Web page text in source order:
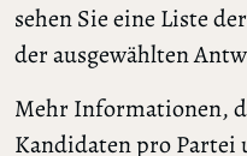
sehen Sie eine Liste
der ausgewählten
Mehr Informationen,
Kandidaten pro Partei